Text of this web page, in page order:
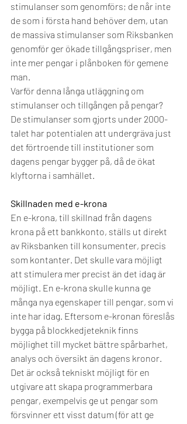
stimulanser som genomförs; de når inte
de som i första hand behöver dem, utan
de massiva stimulanser som Riksbanken
genomför ger ökade tillgångspriser, men
inte mer pengar i plånboken för gemene
man.
Varför denna långa utläggning om
stimulanser och tillgången på pengar?
De stimulanser som gjorts under 2000-
talet har potentialen att undergräva just
det förtroende till institutioner som
dagens pengar bygger på, då de ökat
klyftorna i samhället.
Skillnaden med e-krona
En e-krona, till skillnad från dagens
krona på ett bankkonto, ställs ut direkt
av Riksbanken till konsumenter, precis
som kontanter. Det skulle vara möjligt
att stimulera mer precist än det idag är
möjligt. En e-krona skulle kunna ge
många nya egenskaper till pengar, som vi
inte har idag. Eftersom e-kronan föreslås
bygga på blockkedjeteknik finns
möjlighet till mycket bättre spårbarhet,
analys och översikt än dagens kronor.
Det är också tekniskt möjligt för en
utgivare att skapa programmerbara
pengar, exempelvis ge ut pengar som
försvinner ett visst datum (för att ge